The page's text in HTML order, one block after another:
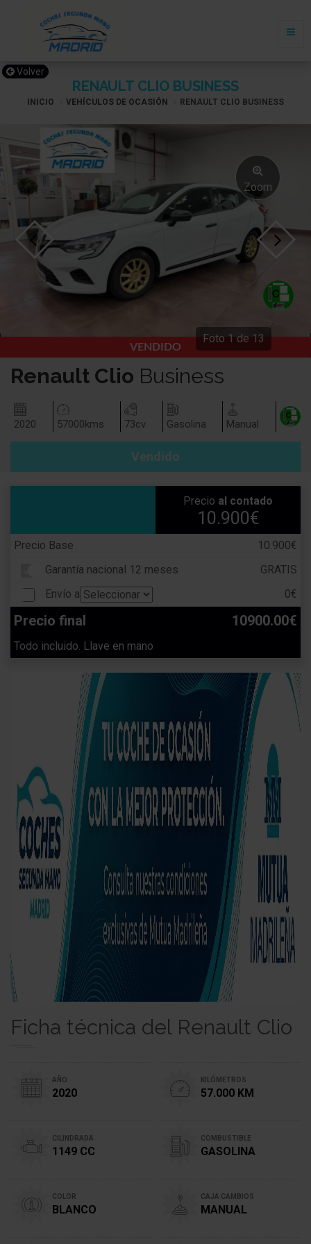
RENAULT CLIO BUSINESS
Volver
INICIO VEHÍCULOS DE OCASIÓN RENAULT CLIO BUSINESS
Zoom
VENDIDO
Foto 1 de 13
Renault Clio Business
2020 57000kms 73cv Gasolina Manual
Vendido
Ficha técnica del Renault Clio
AÑO
2020
KILÓMETROS
57.000 KM
CILINDRADA
1149 CC
COMBUSTIBLE
GASOLINA
COLOR
BLANCO
CAJA CAMBIOS
MANUAL
Precio al contado
10.900€
Precio Base
10.900€
Garantía nacional 12 meses
GRATIS
Envío a
0€
Precio final 10900.00€
Todo incluido. Llave en mano